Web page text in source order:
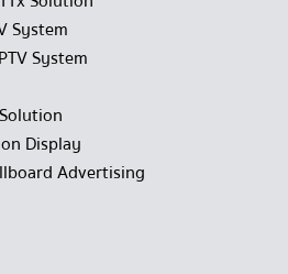
System
System
Display
Advertising